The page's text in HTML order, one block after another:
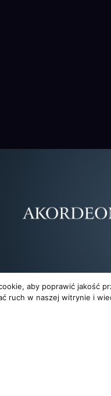
aby poprawić jakość
ruch w naszej witrynie i